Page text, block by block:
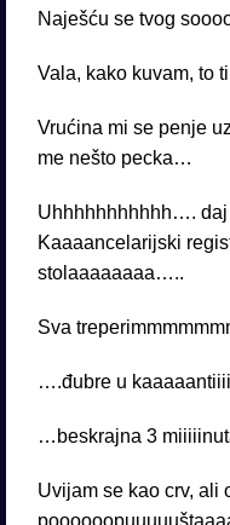
Naješću se tvog
Vala, kako kuvam, to
Vrućina mi se penje
me nešto pecka…
Uhhhhhhhhhhh….
Kaaaancelarijski
stolaaaaaaaa…..
Sva
….đubre u
…beskrajna 3
Uvijam se kao crv, ali